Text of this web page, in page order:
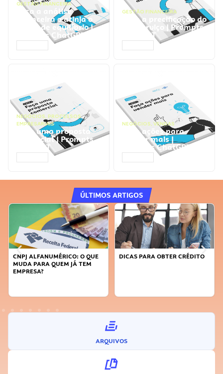
GESTÃO FINANCEIRA
Faça a análise
financeira e atinja o
ponto de equilíbrio |
Prompts ChatGPT
GESTÃO FINANCEIRA
Faça a precificação do
seu serviço | Prompts
ChatGPT
NEGÓCIOS, PROCESSOS
EMPRESARIAIS
Faça uma proposta
comercial | Prompts
ChatGPT
NEGÓCIOS, VENDAS
Faça ações para
vender mais |
Prompts ChatGPT
ÚLTIMOS ARTIGOS
DICAS PARA OBTER CRÉDITO
FAÇA A DIFERENÇA: SEJA
ARQUIVOS